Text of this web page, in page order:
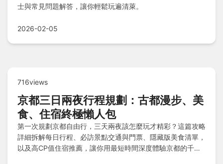
士與常見問題解答，讓你輕鬆玩遍清萊。
2026-02-05
716views
京都三日兩夜行程規劃：古都漫步、美
食、住宿終極懶人包
第一次規劃京都自由行，三天兩夜該怎麼玩才精彩？這篇攻略
詳細拆解每日行程、必訪景點交通與門票、隱藏版美食清單，
以及高CP值住宿推薦，讓你用最短時間深度體驗京都的千年